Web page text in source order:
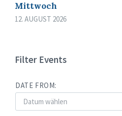
Mittwoch
12. AUGUST 2026
Filter Events
DATE FROM: